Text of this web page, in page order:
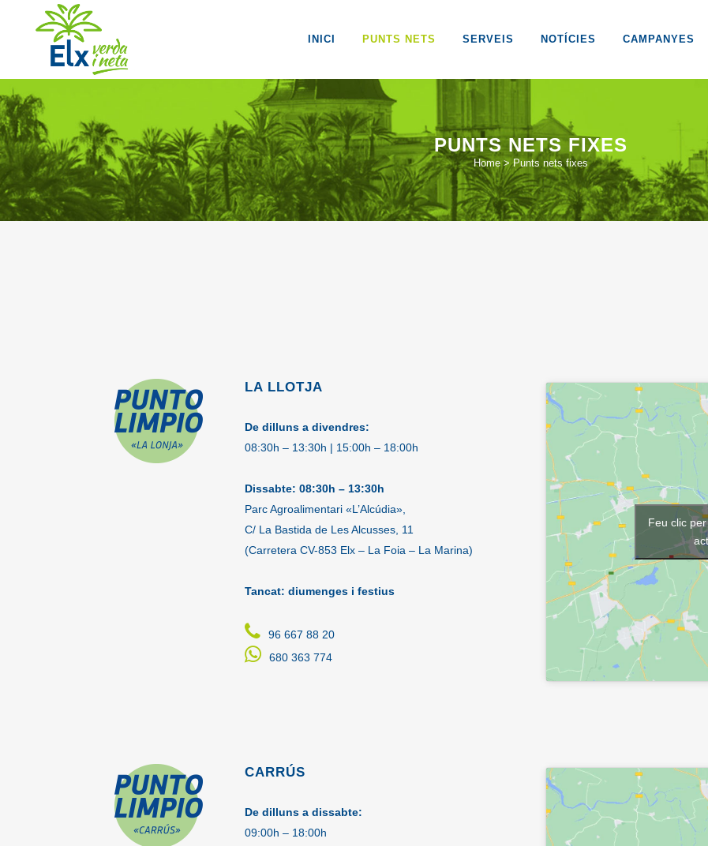
INICI PUNTS NETS SERVEIS NOTÍCIES CAMPANYES
PUNTS NETS FIXES
Home>Punts nets fixes
LA LLOTJA
De dilluns a divendres:
08:30h – 13:30h | 15:00h – 18:00h
Dissabte: 08:30h – 13:30h
Parc Agroalimentari «L’Alcúdia»,
C/ La Bastida de Les Alcusses, 11
(Carretera CV-853 Elx – La Foia – La Marina)
Tancat: diumenges i festius
96 667 88 20
680 363 774
Feu clic
CARRÚS
De dilluns a dissabte:
09:00h – 18:00h